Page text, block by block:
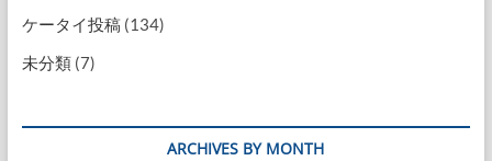
ケータイ投稿(134)
未分類(7)
ARCHIVES BY MONTH